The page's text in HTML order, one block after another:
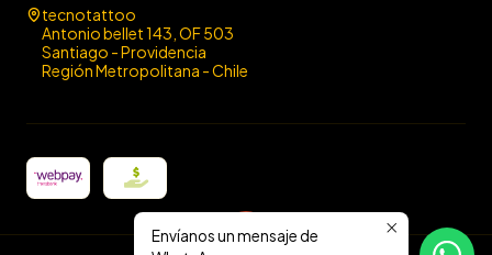
tecnotattoo
Antonio bellet 143, OF 503
Santiago - Providencia
Región Metropolitana - Chile
2026 Tecno Tattoo.Envíanos un mensaje de